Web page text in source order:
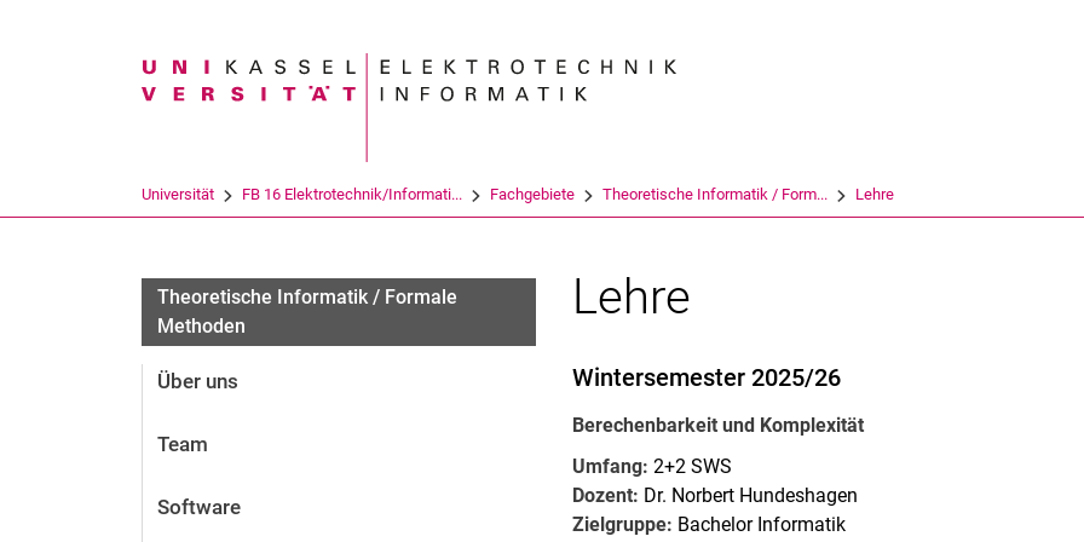
Suchbegriff
Universität FB 16 Elektrotechnik/Informati... Fachgebiete Theoretische Informatik / Form... Lehre
Theoretische Informatik / Formale
Methoden
Über uns
Team
Software
Lehre
Wintersemester 2025/26
Berechenbarkeit und Komplexität
Umfang: 2+2 SWS
Dozent: Dr. Norbert Hundeshagen
Zielgruppe: Bachelor Informatik